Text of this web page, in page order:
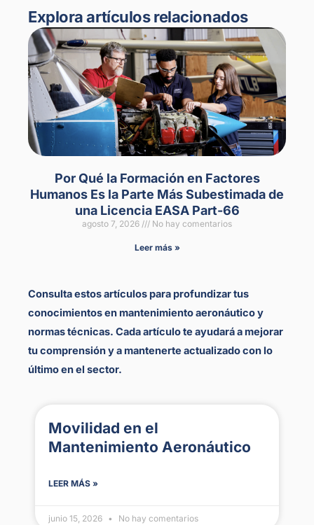
Explora artículos relacionados
Por Qué la Formación en Factores
Humanos Es la Parte Más Subestimada de
una Licencia EASA Part-66
agosto 7, 2026 No hay comentarios
Leer más »
Consulta estos artículos para profundizar tus
conocimientos en mantenimiento aeronáutico y
normas técnicas. Cada artículo te ayudará a mejorar
tu comprensión y a mantenerte actualizado con lo
último en el sector.
Movilidad en el
Mantenimiento Aeronáutico
LEER MÁS »
junio 15, 2026 No hay comentarios